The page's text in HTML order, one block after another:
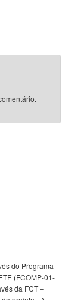
do Programa
(FCOMP-01-
da FCT –